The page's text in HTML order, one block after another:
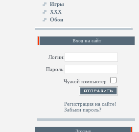
Игры
XXX
Обои
Вход на сайт
Логин:
Пароль:
Чужой компьютер
Регистрация на сайте!
Забыли пароль?